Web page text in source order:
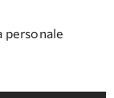
personale